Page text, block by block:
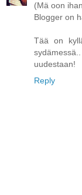
(Mä oon
Blogger on
Tää on
uudestaan!
Reply